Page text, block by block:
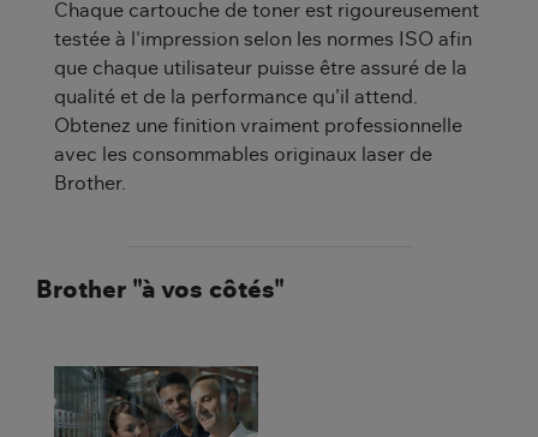
Chaque cartouche de toner est rigoureusement
testée à l'impression selon les normes ISO afin
que chaque utilisateur puisse être assuré de la
qualité et de la performance qu'il attend.
Obtenez une finition vraiment professionnelle
avec les consommables originaux laser de
Brother.
Brother "à vos côtés"